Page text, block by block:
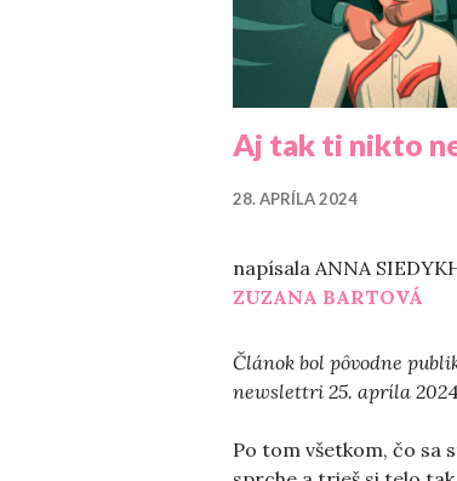
Aj tak ti nikto
28. APRÍLA 2024
napísala ANNA
ZUZANA BARTOVÁ
Článok bol pôvodne
newslettri 25. apríla 202
Po tom všetkom, čo sa